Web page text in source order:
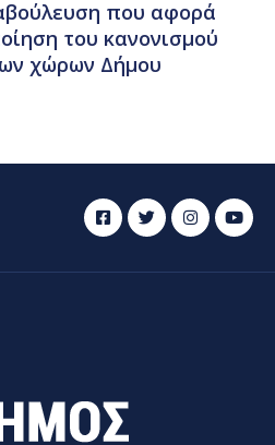
που αφορά
του κανονισμού
χώρων Δήμου